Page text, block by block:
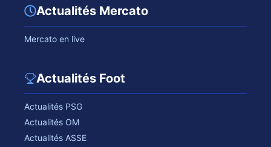
Actualités Mercato
Mercato en live
Actualités Foot
Actualités PSG
Actualités OM
Actualités ASSE